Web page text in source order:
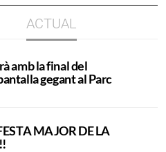
ACTUAL
amb la final del
gegant al Parc
MAJOR DE LA